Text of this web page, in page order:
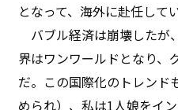
となって、海外に赴任して
バブル経済は崩壊したが
界はワンワールドとなり、
だ。この国際化のトレンド
められ）、私は1人娘をイ